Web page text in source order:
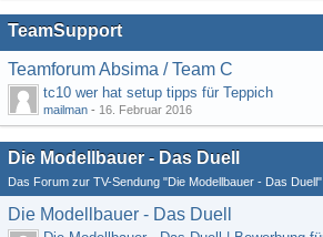
TeamSupport
Teamforum Absima / Team C
tc10 wer hat setup tipps für Teppich
mailman - 16. Februar 2016
Die Modellbauer - Das Duell
Das Forum zur TV-Sendung "Die Modellbauer - Das Duell"
Die Modellbauer - Das Duell